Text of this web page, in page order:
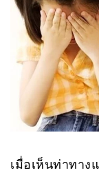
เมื่อเห็นท่าทาง